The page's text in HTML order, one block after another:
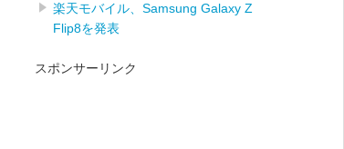
楽天モバイル、Samsung Galaxy Z
Flip8を発表
スポンサーリンク